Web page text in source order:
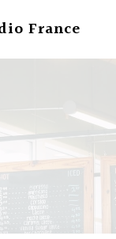
au
France